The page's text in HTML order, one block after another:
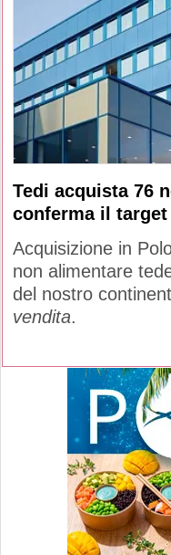
Tedi acquista 76
conferma il target
Acquisizione in
non alimentare
del nostro
vendita.